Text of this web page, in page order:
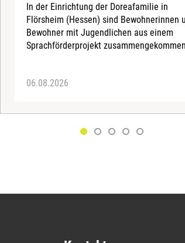
In der Einrichtung der Doreafamilie in
Flörsheim (Hessen) sind Bewohnerinnen
Bewohner mit Jugendlichen aus einem
Sprachförderprojekt
06.08.2026